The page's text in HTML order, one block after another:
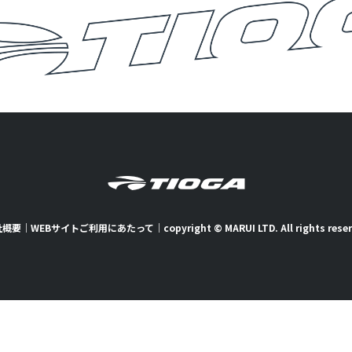
要｜ WEBサイトご利用にあたって ｜ copyright © MARUI LTD. All rights